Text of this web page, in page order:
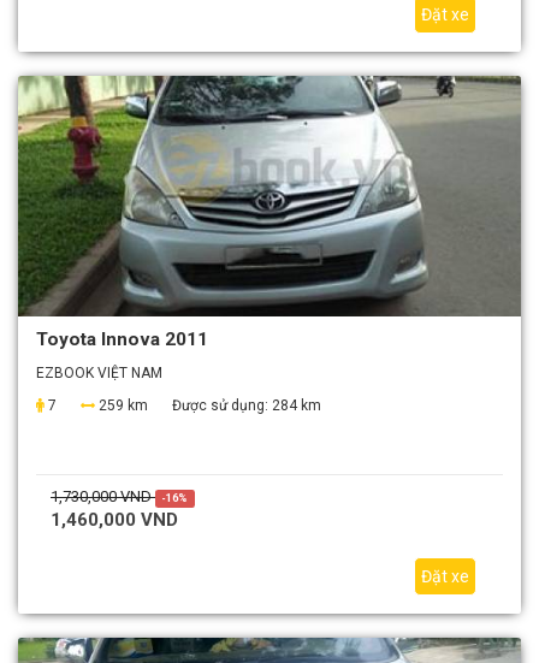
Đặt xe
Toyota Innova 2011
EZBOOK VIỆT NAM
7
259 km Được sử dụng: 284 km
1,730,000 VND -16%
1,460,000 VND
Đặt xe